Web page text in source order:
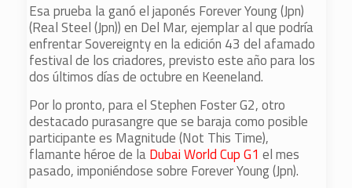
Esa prueba la ganó el japonés Forever Young (Jpn)
(Real Steel (Jpn)) en Del Mar, ejemplar al que podría
enfrentar Sovereignty en la edición 43 del afamado
festival de los criadores, previsto este año para los
dos últimos días de octubre en Keeneland.
Por lo pronto, para el Stephen Foster G2, otro
destacado purasangre que se baraja como posible
participante es Magnitude (Not This Time),
flamante héroe de laDubai World Cup G1el mes
pasado, imponiéndose sobre Forever Young (Jpn).